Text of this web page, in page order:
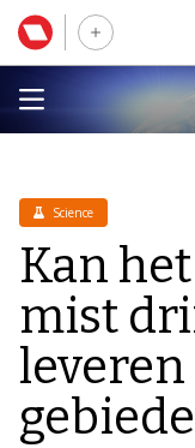
Science
Kan het
mist